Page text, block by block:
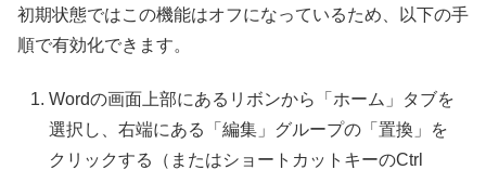
初期状態ではこの機能はオフになっているため、以下の手
順で有効化できます。
Wordの画面上部にあるリボンから「ホーム」タブを
選択し、右端にある「編集」グループの「置換」を
クリックする（またはショートカットキーのCtrl